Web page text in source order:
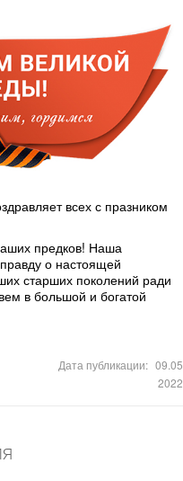
всех с празником
предков! Наша
о настоящей
старших поколений ради
в большой и богатой
Дата публикации: 09.05
2022